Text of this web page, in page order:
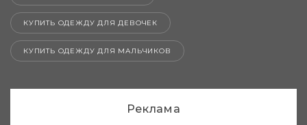
КУПИТЬ ОДЕЖДУ ДЛЯ ДЕВОЧЕК
КУПИТЬ ОДЕЖДУ ДЛЯ МАЛЬЧИКОВ
Реклама